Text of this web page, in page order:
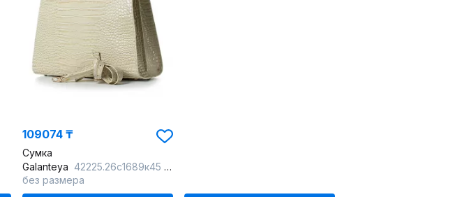
109074 ₸
Сумка
Galanteya 42225.26с1689к45 бежевый_св.
без размера